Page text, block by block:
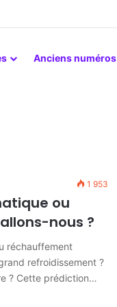
Anciens numéros
1 953
ou
nous ?
réchauffement
refroidissement ?
? Cette prédiction…